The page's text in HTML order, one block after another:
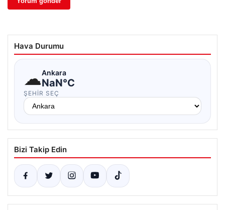
Hava Durumu
☁Ankara
NaN°C
ŞEHIR SEÇ
Bizi Takip Edin